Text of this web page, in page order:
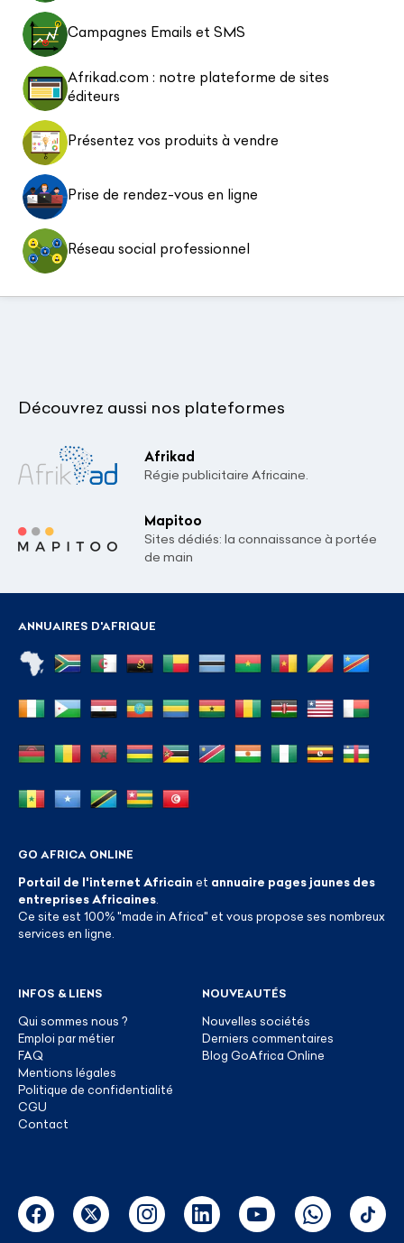
Campagnes Emails et SMS
Afrikad.com : notre plateforme de sites
éditeurs
Présentez vos produits à vendre
Prise de rendez-vous en ligne
Réseau social professionnel
Découvrez aussi nos plateformes
Afrikad
Régie publicitaire Africaine.
Mapitoo
Sites dédiés: la connaissance à portée
de main
ANNUAIRES D'AFRIQUE
GO AFRICA ONLINE
Portail de l'internet Africain et annuaire pages jaunes des
entreprises Africaines
Ce site est 100% "made in Africa" et vous propose ses nombreux
services en ligne.
INFOS & LIENS
Qui sommes nous ?
Emploi par métier
FAQ
Mentions légales
Politique de confidentialité
CGU
Contact
NOUVEAUTÉS
Nouvelles sociétés
Derniers commentaires
Blog GoAfrica Online